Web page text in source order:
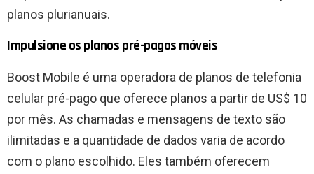
planos plurianuais.
Impulsione os planos pré-pagos móveis
Boost Mobile é uma operadora de planos de telefonia
celular pré-pago que oferece planos a partir de US$ 10
por mês. As chamadas e mensagens de texto são
ilimitadas e a quantidade de dados varia de acordo
com o plano escolhido. Eles também oferecem